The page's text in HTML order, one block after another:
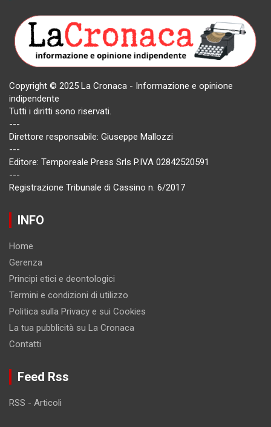
Copyright © 2025 La Cronaca - Informazione e opinione
indipendente
Tutti i diritti sono riservati.
---
Direttore responsabile: Giuseppe Mallozzi
---
Editore: Temporeale Press Srls P.IVA 02842520591
---
Registrazione Tribunale di Cassino n. 6/2017
INFO
Home
Gerenza
Principi etici e deontologici
Termini e condizioni di utilizzo
Politica sulla Privacy e sui Cookies
La tua pubblicità su La Cronaca
Contatti
Feed Rss
RSS - Articoli